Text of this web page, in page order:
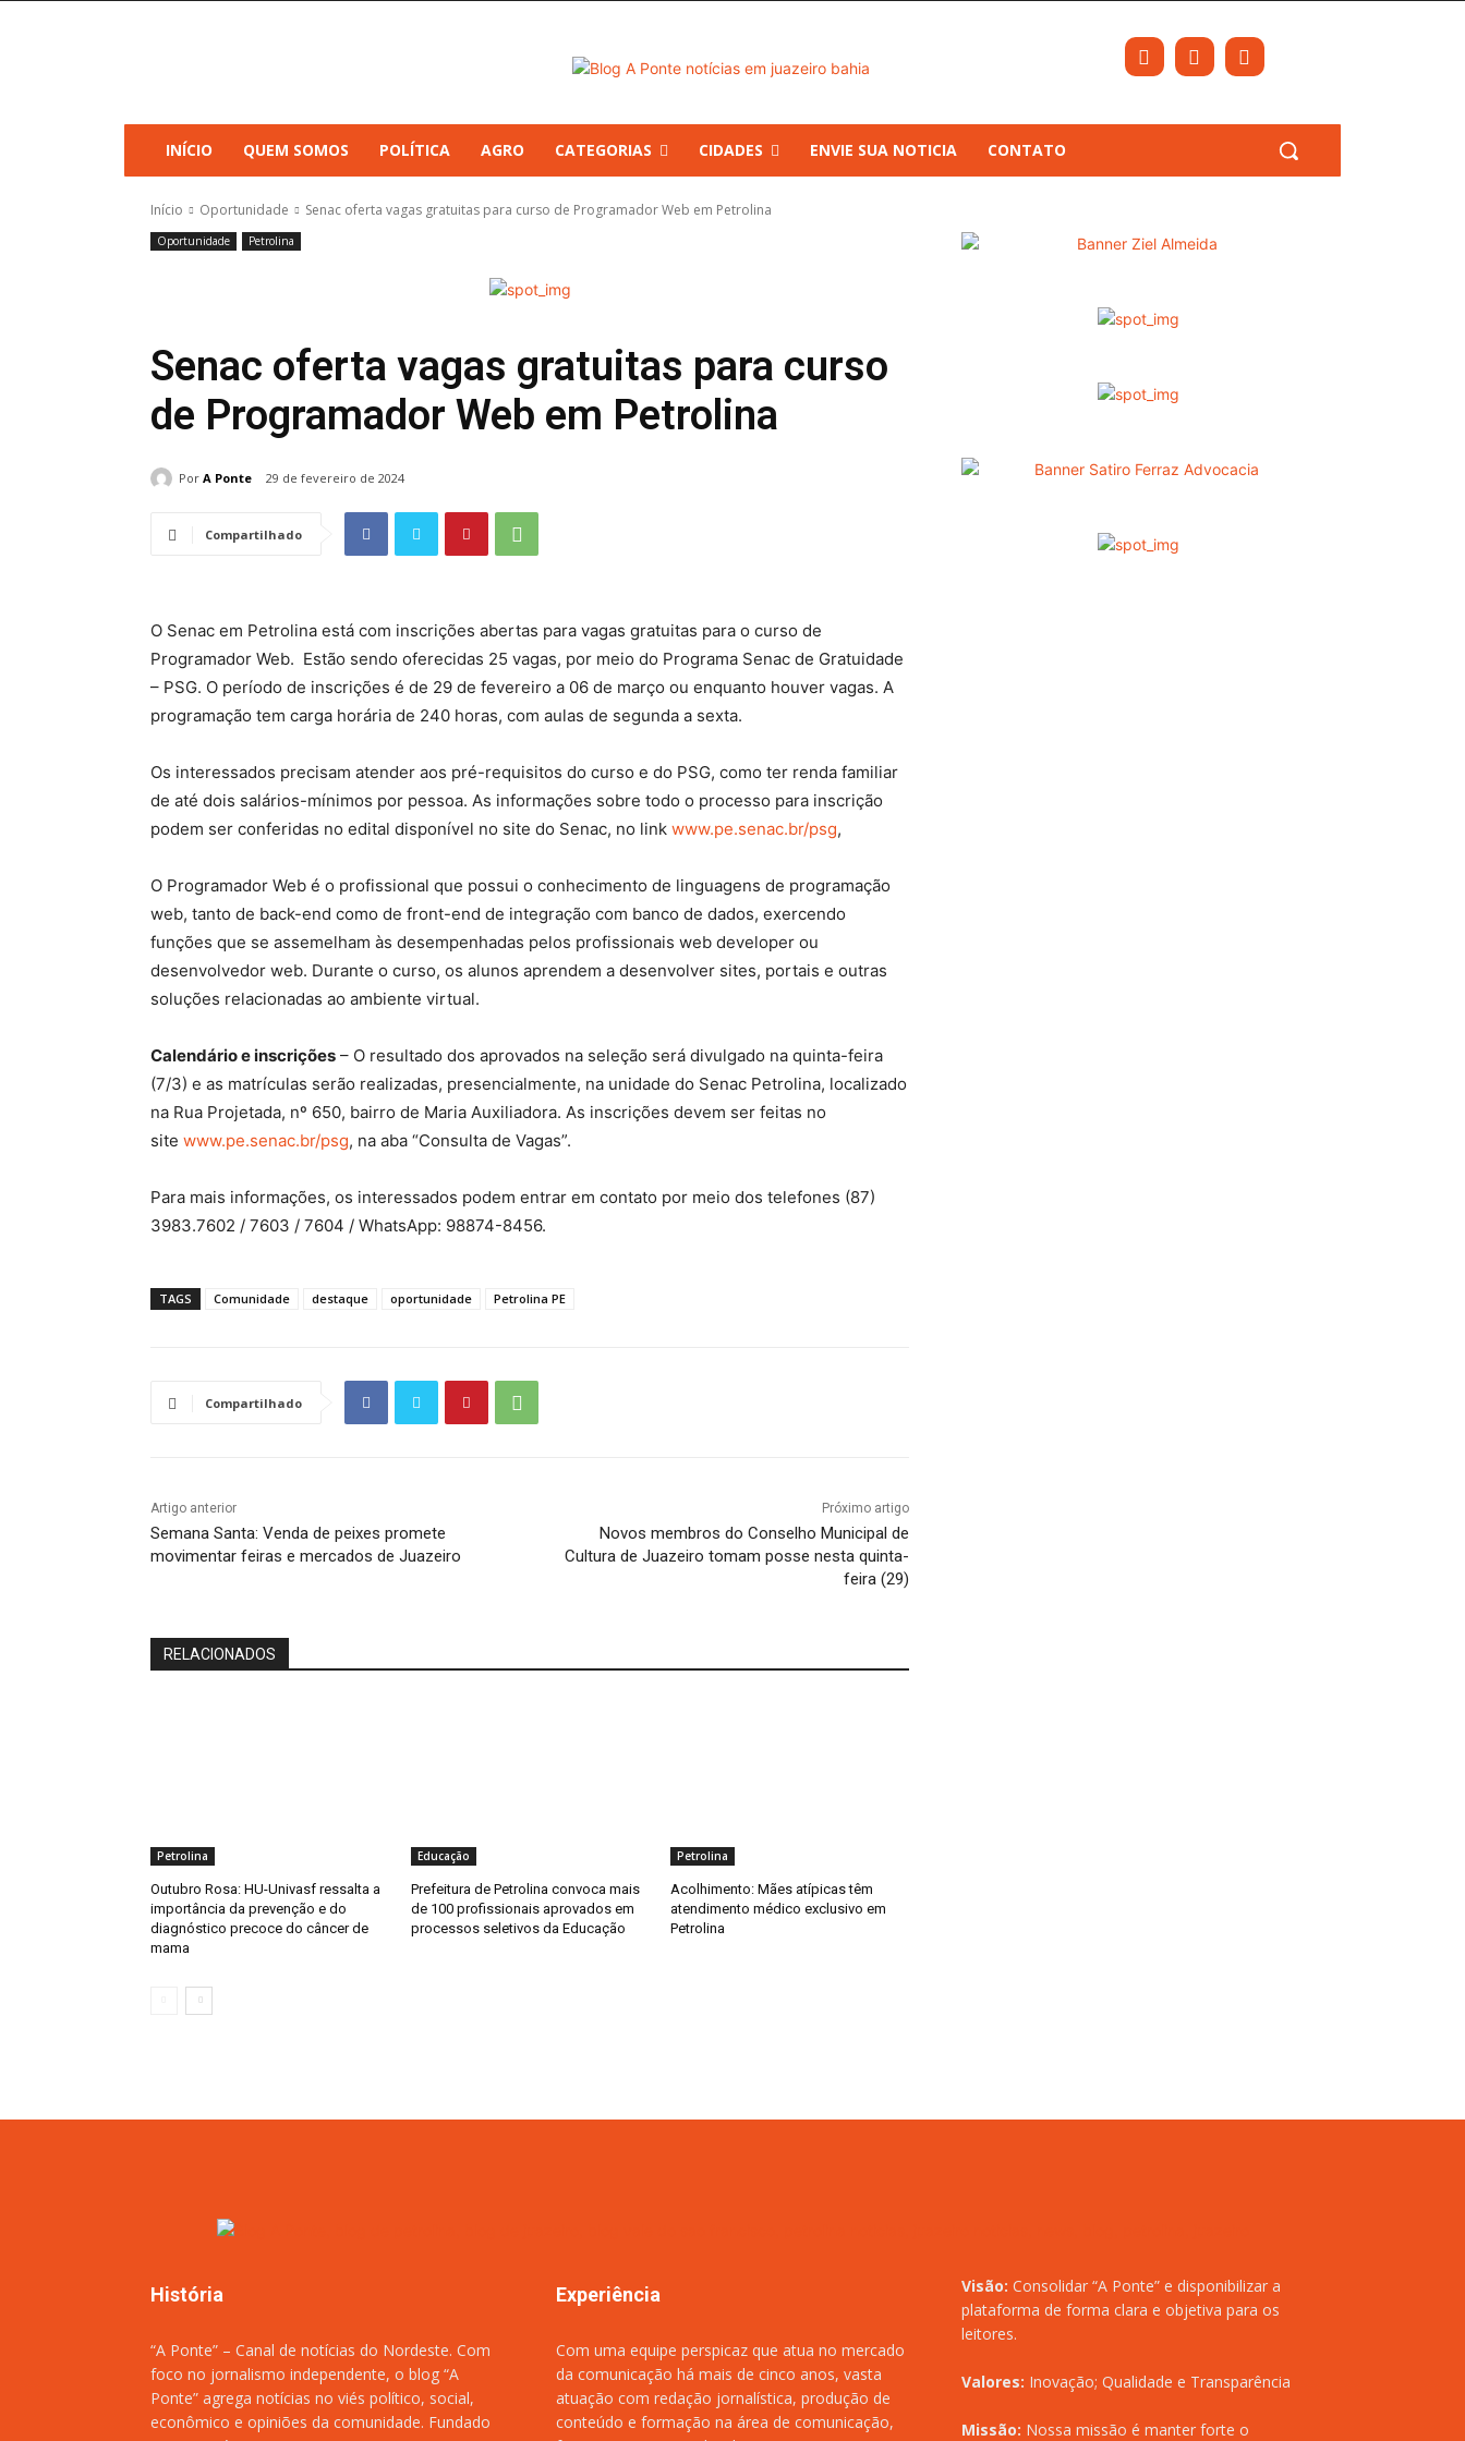
INÍCIO QUEM SOMOS POLÍTICA AGRO CATEGORIAS CIDADES ENVIE SUA NOTICIA CONTATO
Início Oportunidade Senac oferta vagas gratuitas para curso de Programador Web em Petrolina
Oportunidade Petrolina
Senac oferta vagas gratuitas para curso
de Programador Web em Petrolina
Por A Ponte 29 de fevereiro de 2024
Compartilhado
O Senac em Petrolina está com inscrições abertas para vagas gratuitas para o curso de
Programador Web. Estão sendo oferecidas 25 vagas, por meio do Programa Senac de Gratuidade
– PSG. O período de inscrições é de 29 de fevereiro a 06 de março ou enquanto houver vagas. A
programação tem carga horária de 240 horas, com aulas de segunda a sexta.
Os interessados precisam atender aos pré-requisitos do curso e do PSG, como ter renda familiar
de até dois salários-mínimos por pessoa. As informações sobre todo o processo para inscrição
podem ser conferidas no edital disponível no site do Senac, no link www.pe.senac.br/psg,
O Programador Web é o profissional que possui o conhecimento de linguagens de programação
web, tanto de back-end como de front-end de integração com banco de dados, exercendo
funções que se assemelham às desempenhadas pelos profissionais web developer ou
desenvolvedor web. Durante o curso, os alunos aprendem a desenvolver sites, portais e outras
soluções relacionadas ao ambiente virtual.
Calendário e inscrições – O resultado dos aprovados na seleção será divulgado na quinta-feira
(7/3) e as matrículas serão realizadas, presencialmente, na unidade do Senac Petrolina, localizado
na Rua Projetada, nº 650, bairro de Maria Auxiliadora. As inscrições devem ser feitas no
site www.pe.senac.br/psg, na aba “Consulta de Vagas”.
Para mais informações, os interessados podem entrar em contato por meio dos telefones (87)
3983.7602 / 7603 / 7604 / WhatsApp: 98874-8456.
TAGS Comunidade destaque oportunidade Petrolina PE
Compartilhado
Artigo anterior
Semana Santa: Venda de peixes promete
movimentar feiras e mercados de Juazeiro
Próximo artigo
Novos membros do Conselho Municipal de
Cultura de Juazeiro tomam posse nesta quinta-
feira (29)
RELACIONADOS
Petrolina
Outubro Rosa: HU-Univasf ressalta a
importância da prevenção e do
diagnóstico precoce do câncer de
mama
Educação
Prefeitura de Petrolina convoca mais
de 100 profissionais aprovados em
processos seletivos da Educação
Petrolina
Acolhimento: Mães atípicas têm
atendimento médico exclusivo em
Petrolina
História
“A Ponte” – Canal de notícias do Nordeste. Com
foco no jornalismo independente, o blog “A
Ponte” agrega notícias no viés político, social,
econômico e opiniões da comunidade. Fundado
Experiência
Com uma equipe perspicaz que atua no mercado
da comunicação há mais de cinco anos, vasta
atuação com redação jornalística, produção de
conteúdo e formação na área de comunicação,
Visão: Consolidar “A Ponte” e disponibilizar a
plataforma de forma clara e objetiva para os
leitores.
Valores: Inovação; Qualidade e Transparência
Missão: Nossa missão é manter forte o